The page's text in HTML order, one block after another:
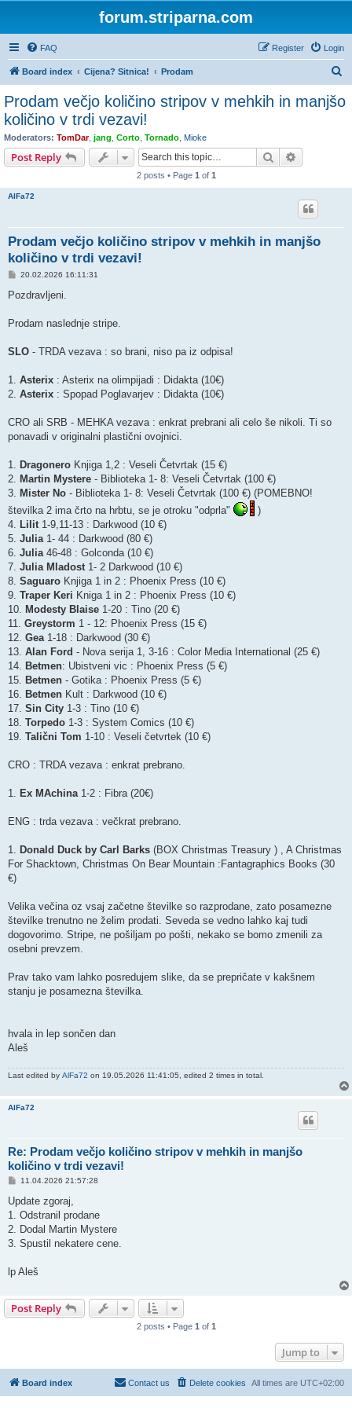
forum.striparna.com
FAQ Login
Register
Board index Cijena? Sitnica! Prodam
a
Prodam večjo količino stripov v mehkih in manjšo
količino v trdi vezavi!
Moderators: TomDar, jang Corto Tornado Mioke
Post Reply Search
2 posts • Page 1 of 1
AlFa72
Prodam večjo količino stripov v mehkih in manjšo
količino v trdi vezavi!
P
s
20.02.2026 16:11:31
Pozdravljeni.
Prodam naslednje stripe.
SLO - TRDA vezava : so brani, niso pa iz odpisa!
1. Asterix : Asterix na olimpijadi : Didakta (10€)
2. Asterix : Spopad Poglavarjev : Didakta (10€)
CRO ali SRB - MEHKA vezava : enkrat prebrani ali celo še nikoli. Ti so
ponavadi v originalni plastični ovojnici.
1. Dragonero Knjiga 1,2 : Veseli Četvrtak (15 €)
2. Martin Mystere - Biblioteka 1- 8: Veseli Četvrtak (100 €)
3. Mister No - Biblioteka 1- 8: Veseli Četvrtak (100 €) (POMEBNO!
številka 2 ima črto na hrbtu, se je otroku "odprla"
)
4. Lilit 1-9,11-13 : Darkwood (10 €)
5. Julia 1- 44 : Darkwood (80 €)
6. Julia 46-48 : Golconda (10 €)
7. Julia Mladost 1- 2 Darkwood (10 €)
8. Saguaro Knjiga 1 in 2 : Phoenix Press (10 €)
9. Traper Keri Kniga 1 in 2 : Phoenix Press (10 €)
10. Modesty Blaise 1-20 : Tino (20 €)
11. Greystorm 1 - 12: Phoenix Press (15 €)
12. Gea 1-18 : Darkwood (30 €)
13. Alan Ford - Nova serija 1, 3-16 : Color Media International (25 €)
14. Betmen: Ubistveni vic : Phoenix Press (5 €)
15. Betmen - Gotika : Phoenix Press (5 €)
16. Betmen Kult : Darkwood (10 €)
17. Sin City 1-3 : Tino (10 €)
18. Torpedo 1-3 : System Comics (10 €)
19. Talični Tom 1-10 : Veseli četvrtek (10 €)
CRO : TRDA vezava : enkrat prebrano.
1. Ex MAchina 1-2 : Fibra (20€)
ENG : trda vezava : večkrat prebrano.
1. Donald Duck by Carl Barks (BOX Christmas Treasury ) , A Christmas
For Shacktown, Christmas On Bear Mountain :Fantagraphics Books (30
€)
Velika večina oz vsaj začetne številke so razprodane, zato posamezne
številke trenutno ne želim prodati. Seveda se vedno lahko kaj tudi
dogovorimo. Stripe, ne pošiljam po pošti, nekako se bomo zmenili za
osebni prevzem.
Prav tako vam lahko posredujem slike, da se prepričate v kakšnem
stanju je posamezna številka.
hvala in lep sončen dan
Aleš
Last edited by AlFa72 on 19.05.2026 11:41:05, edited 2 times in total.
AlFa72
Re: Prodam večjo količino stripov v mehkih in manjšo
količino v trdi vezavi!
P
s
11.04.2026 21:57:28
Update zgoraj,
1. Odstranil prodane
2. Dodal Martin Mystere
3. Spustil nekatere cene.
lp Aleš
Post Reply
2 posts • Page 1 of 1
Jump to
Board index All times are UTC+02:00
Delete cookies
Contact us